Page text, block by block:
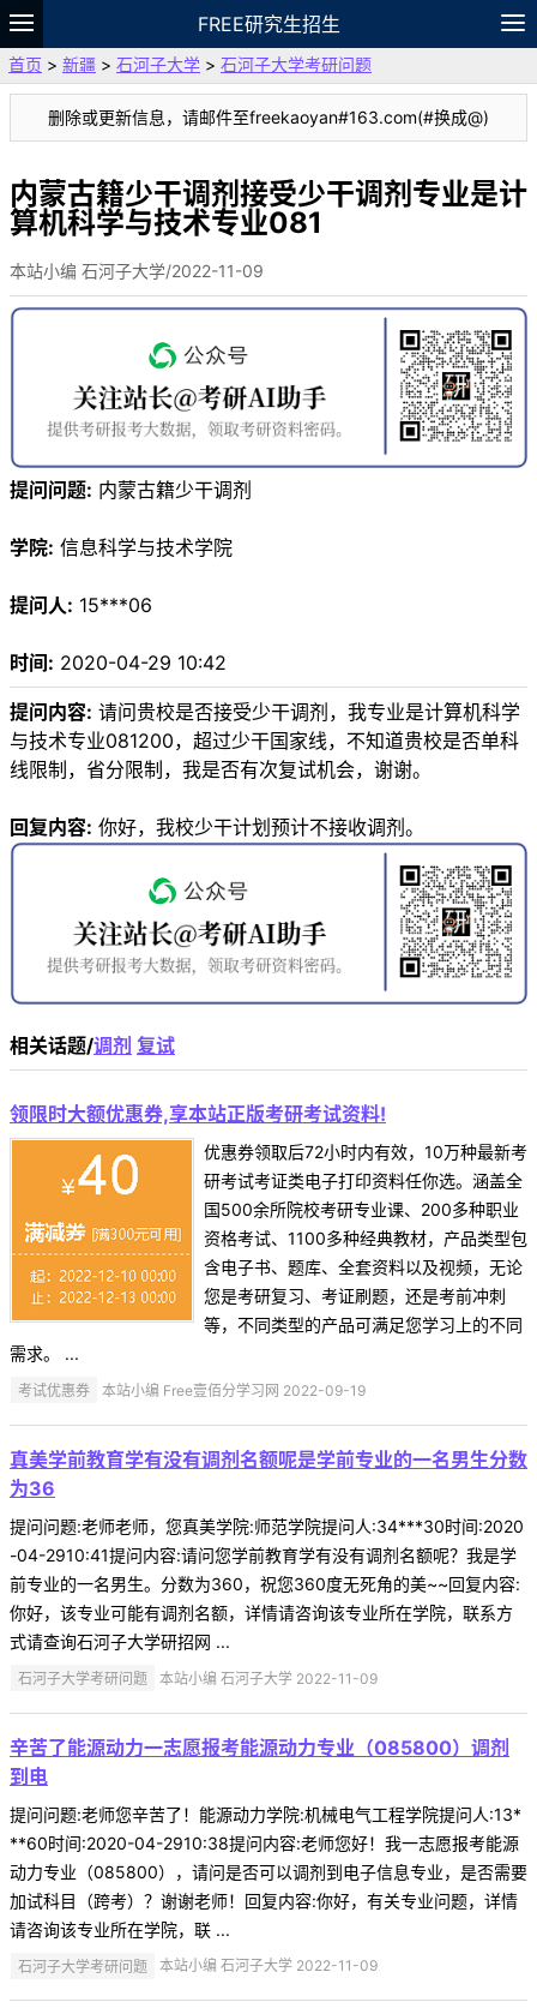
FREE研究生招生
题库
故事 专题 APP 笔记
VIP
资料
首页 > 新疆 > 石河子大学 > 石河子大学考研问题
删除或更新信息，请邮件至freekaoyan#163.com(#换成@)
内蒙古籍少干调剂接受少干调剂专业是计
算机科学与技术专业081
本站小编 石河子大学/2022-11-09
提问问题: 内蒙古籍少干调剂
学院: 信息科学与技术学院
提问人: 15***06
时间: 2020-04-29 10:42
提问内容: 请问贵校是否接受少干调剂，我专业是计算机科学
与技术专业081200，超过少干国家线，不知道贵校是否单科
线限制，省分限制，我是否有次复试机会，谢谢。
回复内容: 你好，我校少干计划预计不接收调剂。
相关话题/调剂 复试
领限时大额优惠券,享本站正版考研考试资料!
优惠券领取后72小时内有效，10万种最新考
研考试考证类电子打印资料任你选。涵盖全
国500余所院校考研专业课、200多种职业
资格考试、1100多种经典教材，产品类型包
含电子书、题库、全套资料以及视频，无论
您是考研复习、考证刷题，还是考前冲刺
等，不同类型的产品可满足您学习上的不同
需求。 ...
考试优惠券 本站小编 Free壹佰分学习网 2022-09-19
真美学前教育学有没有调剂名额呢是学前专业的一名男生分数
为36
提问问题:老师老师，您真美学院:师范学院提问人:34***30时间:2020
-04-2910:41提问内容:请问您学前教育学有没有调剂名额呢？我是学
前专业的一名男生。分数为360，祝您360度无死角的美~~回复内容:
你好，该专业可能有调剂名额，详情请咨询该专业所在学院，联系方
式请查询石河子大学研招网 ...
石河子大学考研问题 本站小编 石河子大学 2022-11-09
辛苦了能源动力一志愿报考能源动力专业（085800）调剂
到电
提问问题:老师您辛苦了！能源动力学院:机械电气工程学院提问人:13*
**60时间:2020-04-2910:38提问内容:老师您好！我一志愿报考能源
动力专业（085800），请问是否可以调剂到电子信息专业，是否需要
加试科目（跨考）？谢谢老师！回复内容:你好，有关专业问题，详情
请咨询该专业所在学院，联 ...
石河子大学考研问题 本站小编 石河子大学 2022-11-09